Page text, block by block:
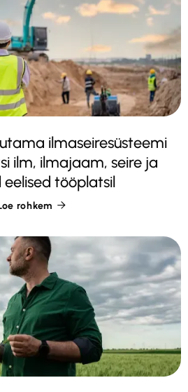
ilmaseiresüsteemi
ilm, ilmajaam, seire ja
tööplatsil
rohkem 